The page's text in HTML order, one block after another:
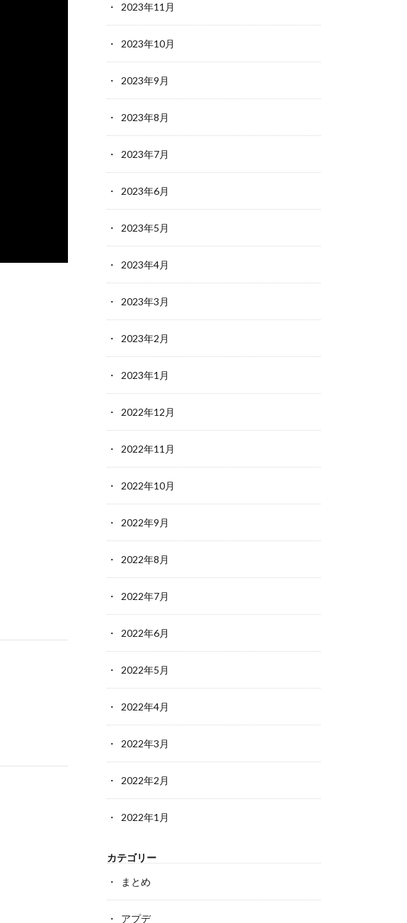
2023年11月
2023年10月
2023年9月
2023年8月
2023年7月
2023年6月
2023年5月
2023年4月
2023年3月
2023年2月
2023年1月
2022年12月
2022年11月
2022年10月
2022年9月
2022年8月
2022年7月
2022年6月
2022年5月
2022年4月
2022年3月
2022年2月
2022年1月
カテゴリー
まとめ
アプデ